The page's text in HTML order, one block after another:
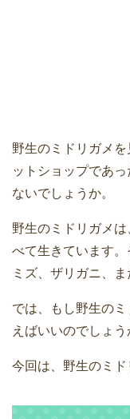
野生のミドリガメ
ットショップであ
ないでしょうか。
野生のミドリガメ
べて生きています
ミズ、ザリガニ、
では、もし野生の
えばいいのでしょう
今回は、野生のミド